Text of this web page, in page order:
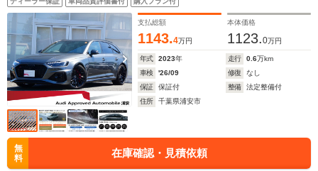
スト キャリパーレッド プライバシーガラス TV
支払総額
1143.4万円
本体価格
1123.0万円
年式 2023年 走行 0.6万km
車検
'26/09 修復
なし
保証
保証付 整備
法定整備付
住所
千葉県浦安市
無
料
在庫確認・見積依頼